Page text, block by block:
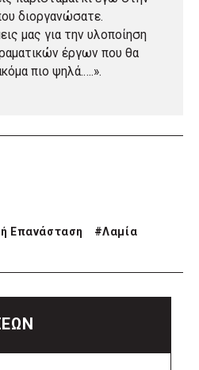
διοργανώσατε.
μας για την υλοποίηση
έργων που θα
πιο ψηλά.….».
Επανάσταση #Λαμία